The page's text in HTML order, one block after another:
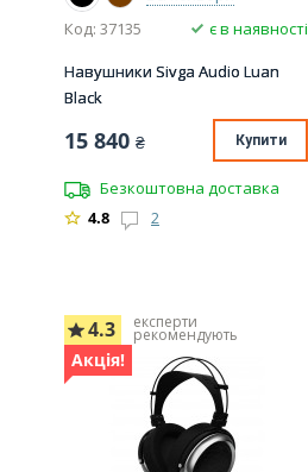
Код: 37135
є в наявності
Навушники Sivga Audio Luan
Black
15 840 ₴ Купити
Безкоштовна доставка
4.8
2
4.3 експерти
рекомендують
Акція!